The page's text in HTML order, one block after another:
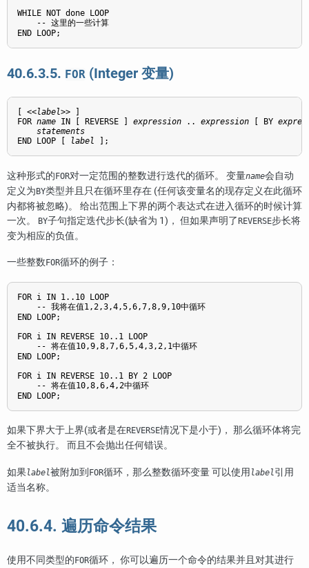
WHILE NOT done LOOP
    -- 这里的一些计算
END LOOP;
40.6.3.5. FOR (Integer 变量)
<<label>>
FOR name IN [ REVERSE expression .. expression BY
statements
END LOOP [
label ];
这种形式的FOR对一定范围的整数进行迭代的循环。 变量name会自动
定义为BY类型并且只在循环里存在 (任何该变量名的现存定义在此循环
内都将被忽略)。 给出范围上下界的两个表达式在进入循环的时候计算
一次。
BY子句指定迭代步长(缺省为 1)， 但如果声明了REVERSE步长将
变为相应的负值。
一些整数FOR循环的例子：
FOR i IN 1..10 LOOP
    -- 我将在值1,2,3,4,5,6,7,8,9,10中循环
END LOOP;
FOR i IN REVERSE 10..1 LOOP
    -- 将在值10,9,8,7,6,5,4,3,2,1中循环
END LOOP;
FOR i IN REVERSE 10..1 BY 2 LOOP
    -- 将在值10,8,6,4,2中循环
END LOOP;
如果下界大于上界(或者是在REVERSE情况下是小于)， 那么循环体将完
全不被执行。 而且不会抛出任何错误。
如果label被附加到 FOR循环，那么整数循环变量 可以使用 label 引用
适当名称。
40.6.4. 遍历命令结果
使用不同类型的 FOR循环， 你可以遍历一个命令的结果并且对其进行